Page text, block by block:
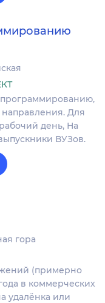
Для
день, На
ВУЗов.
гора
(примерно
в коммерческих
удалёнка или